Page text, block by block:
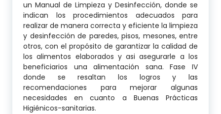
un Manual de Limpieza y Desinfección, donde se
indican los procedimientos adecuados para
realizar de manera correcta y eficiente la limpieza
y desinfección de paredes, pisos, mesones, entre
otros, con el propósito de garantizar la calidad de
los alimentos elaborados y asi asegurarle a los
beneficiarios una alimentación sana. Fase IV
donde se resaltan los logros y las
recomendaciones para mejorar algunas
necesidades en cuanto a Buenas Prácticas
Higiénicos-sanitarias.